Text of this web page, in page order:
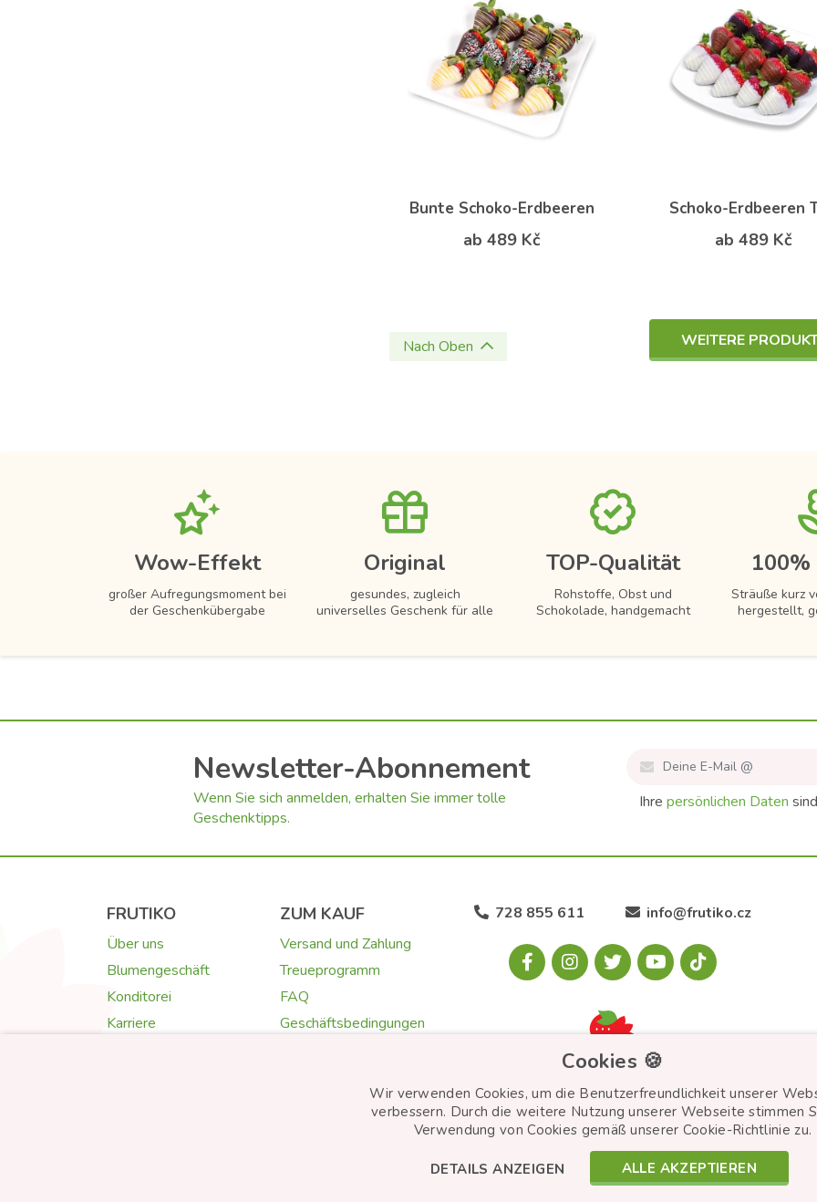
Bunte Schoko-Erdbeeren
ab 489 Kč
Schoko-Erdbeeren
ab 489 Kč
Nach Oben WEITERE
Wow-Effekt
großer Aufregungsmoment bei
der Geschenkübergabe
Original
gesundes, zugleich
universelles Geschenk für alle
TOP-Qualität
Rohstoffe, Obst und
Schokolade, handgemacht
100%
Sträuße kurz
hergestellt,
Newsletter-Abonnement
Wenn Sie sich anmelden, erhalten Sie immer tolle
Geschenktipps.
Ihre persönlichen Daten
728 855 611 info@frutiko.cz
FRUTIKO
Über uns
Blumengeschäft
Konditorei
Karriere
ZUM KAUF
Versand und Zahlung
Treueprogramm
FAQ
Geschäftsbedingungen
Zufriedenheitsgarantie
© Frutiko.cz 2026
Cookies 🍪
Wir verwenden Cookies, um die Benutzerfreundlichkeit unserer
verbessern. Durch die weitere Nutzung unserer Webseite stimmen
Verwendung von Cookies gemäß unserer Cookie-Richtlinie zu.
ALLE AKZEPTIEREN
DETAILS ANZEIGEN